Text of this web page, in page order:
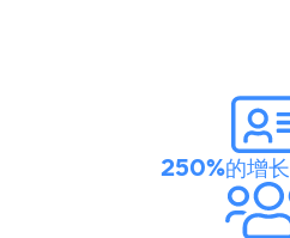
250%的增长